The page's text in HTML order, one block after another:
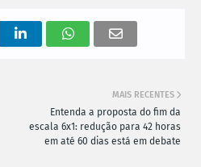
MAIS RECENTES
Entenda a proposta do fim da
escala 6x1: redução para 42 horas
em até 60 dias está em debate